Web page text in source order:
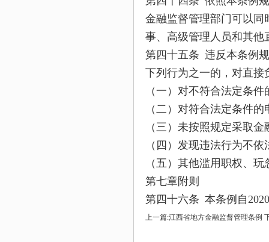
金融监督管理部门可以同
事、高级管理人员和其他
第四十五条 违反本条例
下列行为之一的，对直接
（一）对不符合法定条
（二）对符合法定条件
（三）未按照规定采取
（四）发现违法行为不
（五）其他滥用职权、
第七章附则
第四十六条 本条例自
上一篇:江西省地方金融监督管理条例